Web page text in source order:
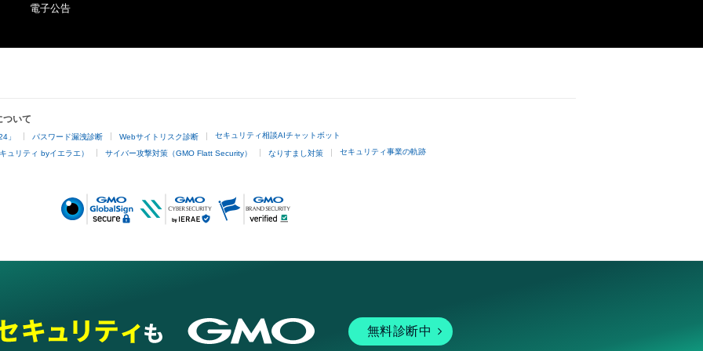
電子公告
ついて
」 パスワード漏洩診断 Webサイトリスク診断 セキュリティ相談AIチャットボット
ュリティ byイエラエ） サイバー攻撃対策（GMO Flatt Security） なりすまし対策 セキュリティ事業の軌跡
無料診断中